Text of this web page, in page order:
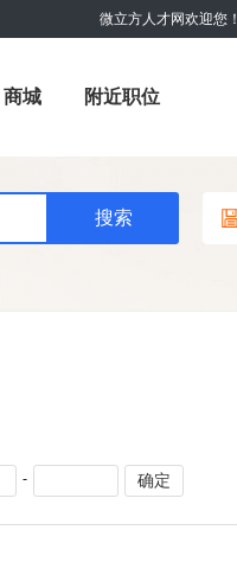
微立方人才网欢迎您！
商城 附近职位
-